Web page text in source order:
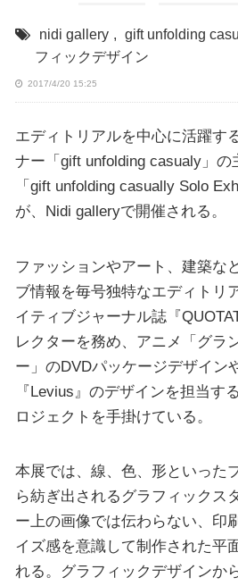
nidi gallery , gift unfolding
フィックデザイン
2017/4/20 15:25
エディトリアルを中心に活躍す
ナー「gift unfolding casualy」の
「gift unfolding casually Solo
が、Nidi galleryで開催される。
ファッションやアート、建築な
ブ情報を毎号独特なエディトリ
イティブジャーナル誌『
レクターを務め、アニメ「グラ
ー」のDVDパッケージデザイン
『Levius』のデザインを担当す
ロジェクトを手掛けている。
本展では、線、色、形といった
ら紡ぎ出されるグラフィックス
ー上の画像では伝わらない、印
イズ感を意識して制作された平
れる。グラフィックデザインか